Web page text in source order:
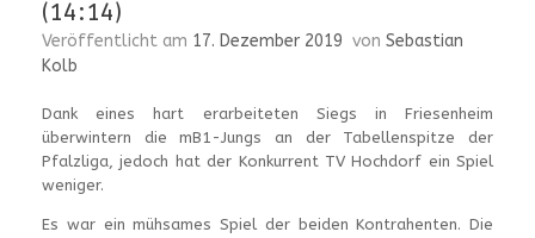
(14:14)
Veröffentlicht am 17. Dezember 2019 von Sebastian
Kolb
Dank eines hart erarbeiteten Siegs in Friesenheim
überwintern die mB1-Jungs an der Tabellenspitze der
Pfalzliga, jedoch hat der Konkurrent TV Hochdorf ein Spiel
weniger.
Es war ein mühsames Spiel der beiden Kontrahenten. Die